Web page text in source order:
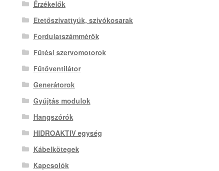
Érzékelők
Etetőszivattyúk, szívókosarak
Fordulatszámmérők
Fűtési szervomotorok
Fűtőventilátor
Generátorok
Gyújtás modulok
Hangszórók
HIDROAKTIV egység
Kábelkötegek
Kapcsolók